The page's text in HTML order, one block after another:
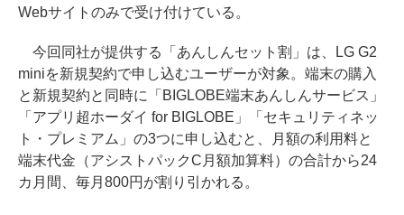
Webサイトのみで受け付けている。
今回同社が提供する「あんしんセット割」は、LG G2
miniを新規契約で申し込むユーザーが対象。端末の購入
と新規契約と同時に「BIGLOBE端末あんしんサービス」
「アプリ超ホーダイ for BIGLOBE」「セキュリティネッ
ト・プレミアム」の3つに申し込むと、月額の利用料と
端末代金（アシストパックC月額加算料）の合計から24
カ月間、毎月800円が割り引かれる。